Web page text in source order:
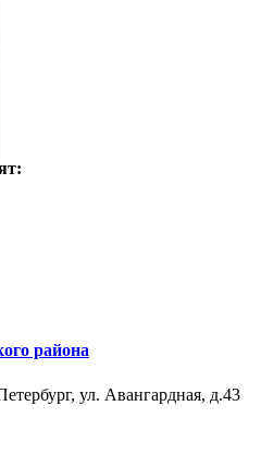
района
ул. Авангардная, д.43